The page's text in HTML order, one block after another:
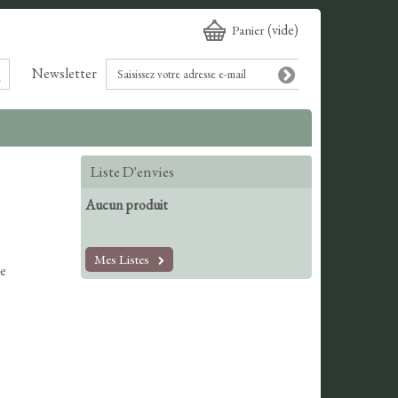
Panier(vide)
Newsletter
Liste D'envies
Aucun produit
Mes Listes